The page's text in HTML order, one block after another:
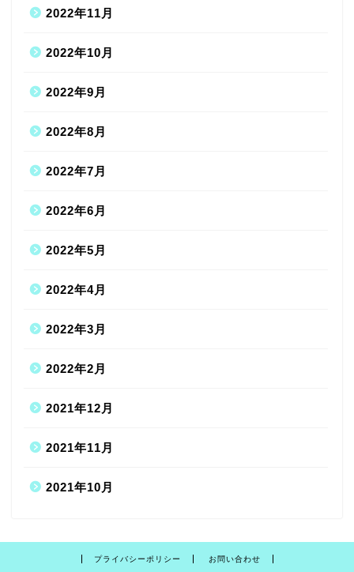
2022年11月
2022年10月
2022年9月
2022年8月
2022年7月
2022年6月
2022年5月
2022年4月
2022年3月
2022年2月
2021年12月
2021年11月
2021年10月
プライバシーポリシー お問い合わせ